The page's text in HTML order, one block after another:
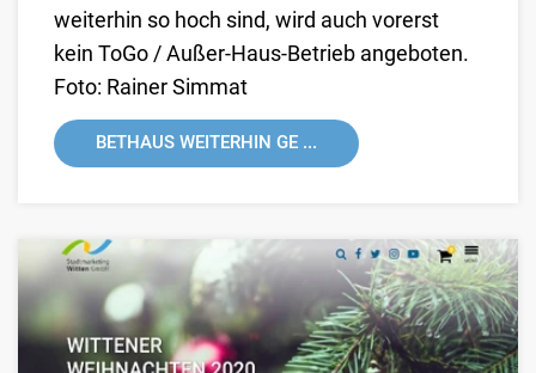
weiterhin so hoch sind, wird auch vorerst
kein ToGo / Außer-Haus-Betrieb angeboten.
Foto: Rainer Simmat
BETHAUS WEITERHIN GE ...